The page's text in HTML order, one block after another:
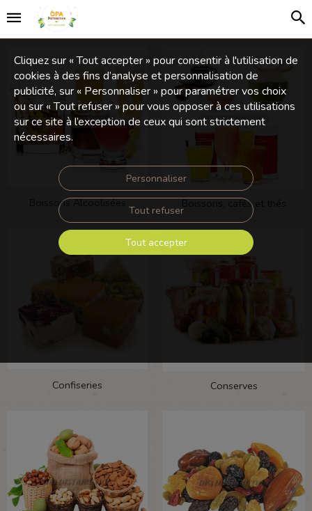
Boissons Alcoolisées Boissons, cafés et thés
Confiseries Conserves
Cliquez sur « Tout accepter » pour consentir à l'utilisation de
cookies à des fins d’analyse et personnalisation de
publicité, sur « Personnaliser » pour paramétrer vos choix
ou sur « Tout refuser » pour vous opposer à ces utilisations
sur ce site à l’exception de ceux qui sont strictement
nécessaires.
Personnaliser
Tout refuser
Tout accepter